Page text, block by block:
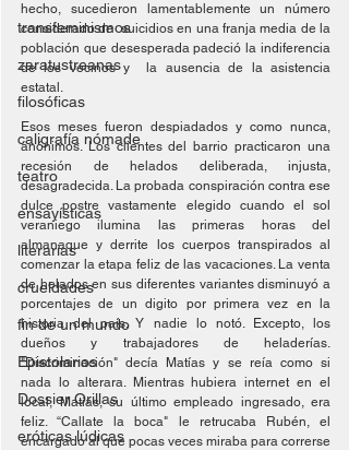
transfeminismos
zaratustreanas
filosóficas
caligrafía nómade
teatro
ensayísticas
literarias
crueldades
fin de un mundo
Epistolarios
Dossier Orillas
eróticas lúdicas
hecho, sucedieron lamentablemente un número
considerado de  suicidios en una franja media de la
población que desesperada padeció la indiferencia
de los vecinos y  la ausencia de la asistencia
estatal.
Esos meses fueron despiadados y como nunca,
anónimos. Los clientes del barrio practicaron una
recesión de helados deliberada, injusta,
desagradecida. La probada conspiración contra ese
dulce postre vastamente elegido cuando el sol
veraniego ilumina las primeras horas del
almanaque y derrite los cuerpos transpirados al
comenzar la etapa feliz de las vacaciones. La venta
de helados en sus diferentes variantes disminuyó a
porcentajes de un digito por primera vez en la
historia del país. Y nadie lo notó. Excepto, los
dueños y trabajadores de heladerías.
"Discriminación" decía Matías y se reía como si
nada lo alterara. Mientras hubiera internet en el
local, Matías, su último empleado ingresado, era
feliz. “Callate la boca" le retrucaba Rubén, el
encargado al que pocas veces miraba para correrse